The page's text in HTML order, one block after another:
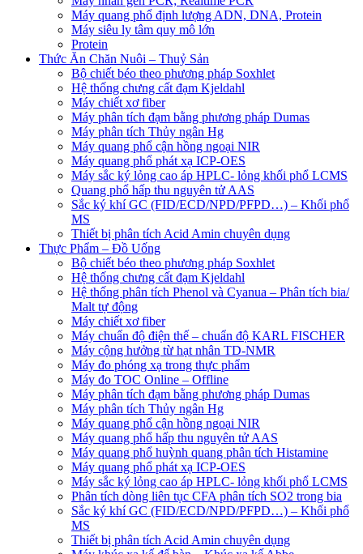
Máy quang phổ định lượng ADN, DNA, Protein
Máy siêu ly tâm quy mô lớn
Protein
Thức Ăn Chăn Nuôi – Thuỷ Sản
Bộ chiết béo theo phương pháp Soxhlet
Hệ thống chưng cất đạm Kjeldahl
Máy chiết xơ fiber
Máy phân tích đạm bằng phương pháp Dumas
Máy phân tích Thủy ngân Hg
Máy quang phổ cận hồng ngoại NIR
Máy quang phổ phát xạ ICP-OES
Máy sắc ký lỏng cao áp HPLC- lỏng khối phổ LCMS
Quang phổ hấp thu nguyên tử AAS
Sắc ký khí GC (FID/ECD/NPD/PFPD…) – Khối phổ
MS
Thiết bị phân tích Acid Amin chuyên dụng
Thực Phẩm – Đồ Uống
Bộ chiết béo theo phương pháp Soxhlet
Hệ thống chưng cất đạm Kjeldahl
Hệ thống phân tích Phenol và Cyanua – Phân tích bia/
Malt tự động
Máy chiết xơ fiber
Máy chuẩn độ điện thế – chuẩn độ KARL FISCHER
Máy cộng hưởng từ hạt nhân TD-NMR
Máy đo phóng xạ trong thực phẩm
Máy đo TOC Online – Offline
Máy phân tích đạm bằng phương pháp Dumas
Máy phân tích Thủy ngân Hg
Máy quang phổ cận hồng ngoại NIR
Máy quang phổ hấp thu nguyên tử AAS
Máy quang phổ huỳnh quang phân tích Histamine
Máy quang phổ phát xạ ICP-OES
Máy sắc ký lỏng cao áp HPLC- lỏng khối phổ LCMS
Phân tích dòng liên tục CFA phân tích SO2 trong bia
Sắc ký khí GC (FID/ECD/NPD/PFPD…) – Khối phổ
MS
Thiết bị phân tích Acid Amin chuyên dụng